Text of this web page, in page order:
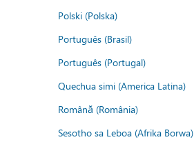
Polski (Polska)
Português (Brasil)
Português (Portugal)
Quechua simi (America Latina)
Română (România)
Sesotho sa Leboa (Afrika Borwa)